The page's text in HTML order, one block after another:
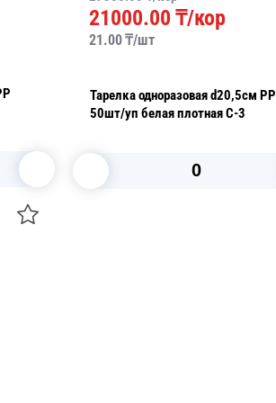
21000.00 ₸/кор
21.00₸/шт
Тарелка одноразовая d20,5см PP
50шт/уп белая плотная C-3